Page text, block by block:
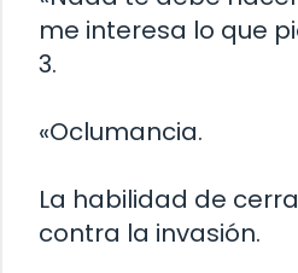
me interesa lo que
3.
«Oclumancia.
La habilidad de
contra la invasión.